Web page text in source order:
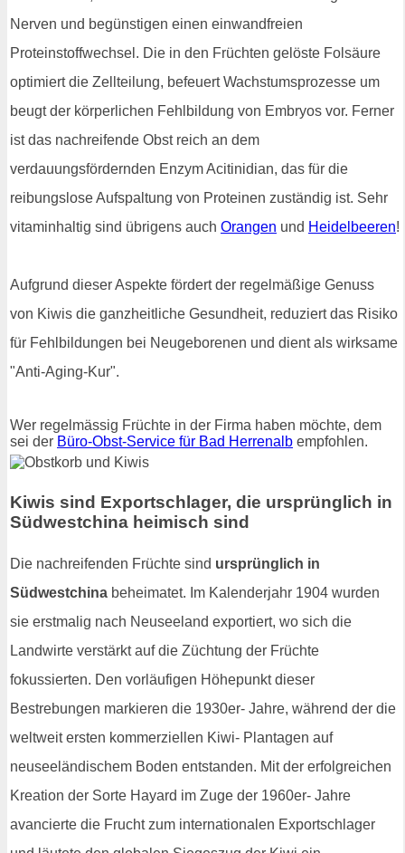
Nerven und begünstigen einen einwandfreien
Proteinstoffwechsel. Die in den Früchten gelöste Folsäure
optimiert die Zellteilung, befeuert Wachstumsprozesse um
beugt der körperlichen Fehlbildung von Embryos vor. Ferner
ist das nachreifende Obst reich an dem
verdauungsfördernden Enzym Acitinidian, das für die
reibungslose Aufspaltung von Proteinen zuständig ist. Sehr
vitaminhaltig sind übrigens auch Orangen und Heidelbeeren!
Aufgrund dieser Aspekte fördert der regelmäßige Genuss
von Kiwis die ganzheitliche Gesundheit, reduziert das Risiko
für Fehlbildungen bei Neugeborenen und dient als wirksame
"Anti-Aging-Kur".
Wer regelmässig Früchte in der Firma haben möchte, dem
sei der Büro-Obst-Service für Bad Herrenalb empfohlen.
Kiwis sind Exportschlager, die ursprünglich in
Südwestchina heimisch sind
Die nachreifenden Früchte sind ursprünglich in
Südwestchina beheimatet. Im Kalenderjahr 1904 wurden
sie erstmalig nach Neuseeland exportiert, wo sich die
Landwirte verstärkt auf die Züchtung der Früchte
fokussierten. Den vorläufigen Höhepunkt dieser
Bestrebungen markieren die 1930er- Jahre, während der die
weltweit ersten kommerziellen Kiwi- Plantagen auf
neuseeländischem Boden entstanden. Mit der erfolgreichen
Kreation der Sorte Hayard im Zuge der 1960er- Jahre
avancierte die Frucht zum internationalen Exportschlager